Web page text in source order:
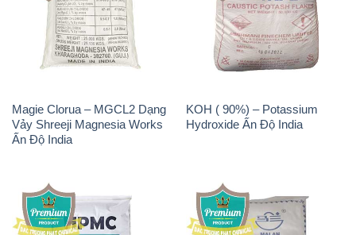
Magie Clorua – MGCL2 Dạng
Vảy Shreeji Magnesia Works
Ấn Độ India
KOH ( 90%) – Potassium
Hydroxide Ấn Độ India